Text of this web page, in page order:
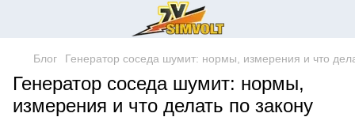
Блог Генератор соседа шумит: нормы, измерения и что
Генератор соседа шумит: нормы,
измерения и что делать по закону